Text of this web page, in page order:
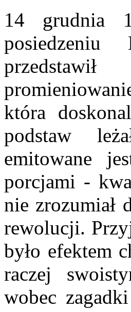
14 grudnia
posiedzeniu
która
podstaw
emitowane
porcjami -
nie zrozumiał
rewolucji.
było efektem
raczej
wobec